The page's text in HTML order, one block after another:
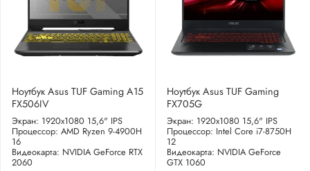
Ноутбук Asus TUF Gaming A15
FX506IV
Экран: 1920x1080 15,6" IPS
Процессор: AMD Ryzen 9-4900H
16
Видеокарта: NVIDIA GeForce RTX
2060
Ноутбук Asus TUF Gaming
FX705G
Экран: 1920x1080 15,6" IPS
Процессор: Intel Core i7-8750H
12
Видеокарта: NVIDIA GeForce
GTX 1060